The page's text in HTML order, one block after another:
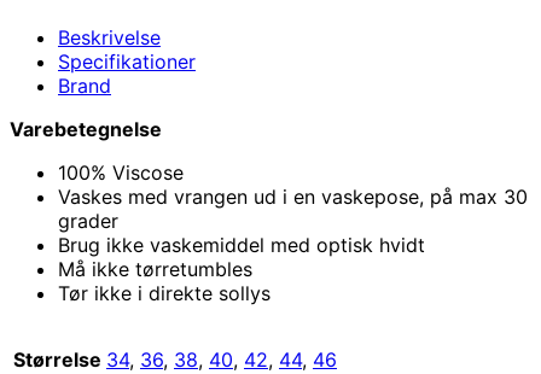
Beskrivelse
Specifikationer
Brand
Varebetegnelse
100% Viscose
Vaskes med vrangen ud i en vaskepose, på max 30
grader
Brug ikke vaskemiddel med optisk hvidt
Må ikke tørretumbles
Tør ikke i direkte sollys
Størrelse 34, 36, 38, 40, 42, 44, 46